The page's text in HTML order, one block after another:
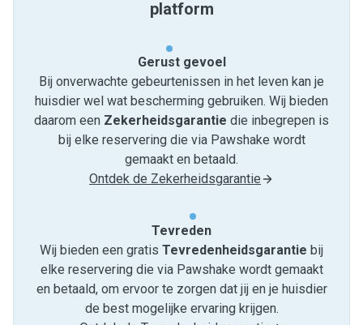
platform
Gerust gevoel
Bij onverwachte gebeurtenissen in het leven kan je
huisdier wel wat bescherming gebruiken. Wij bieden
daarom een Zekerheidsgarantie die inbegrepen is
bij elke reservering die via Pawshake wordt
gemaakt en betaald.
Ontdek de Zekerheidsgarantie
Tevreden
Wij bieden een gratis Tevredenheids­garantie bij
elke reservering die via Pawshake wordt gemaakt
en betaald, om ervoor te zorgen dat jij en je huisdier
de best mogelijke ervaring krijgen.